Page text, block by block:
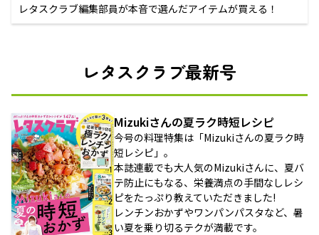
レタスクラブ編集部員が本音で選んだアイテムが買える！
レタスクラブ最新号
Mizukiさんの夏ラク時短レシピ
今号の料理特集は「Mizukiさんの夏ラク時
短レシピ」。
本誌連載でも大人気のMizukiさんに、夏バ
テ防止にもなる、栄養満点の手間なしレシ
ピをたっぷり教えていただきました!
レンチンおかずやワンパンパスタなど、暑
い夏を乗り切るテクが満載です。